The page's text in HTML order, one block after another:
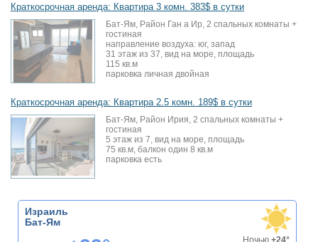
Краткосрочная аренда: Квартира 3 комн. 383$ в сутки
Бат-Ям, Район Ган а Ир, 2 спальных комнаты +
гостиная
направление воздуха: юг, запад
31 этаж из 37, вид на море, площадь
115 кв.м
парковка личная двойная
Краткосрочная аренда: Квартира 2.5 комн. 189$ в сутки
Бат-Ям, Район Ирия, 2 спальных комнаты +
гостиная
5 этаж из 7, вид на море, площадь
75 кв.м, балкон один 8 кв.м
парковка есть
Израиль
Бат-Ям
Ночью +24°